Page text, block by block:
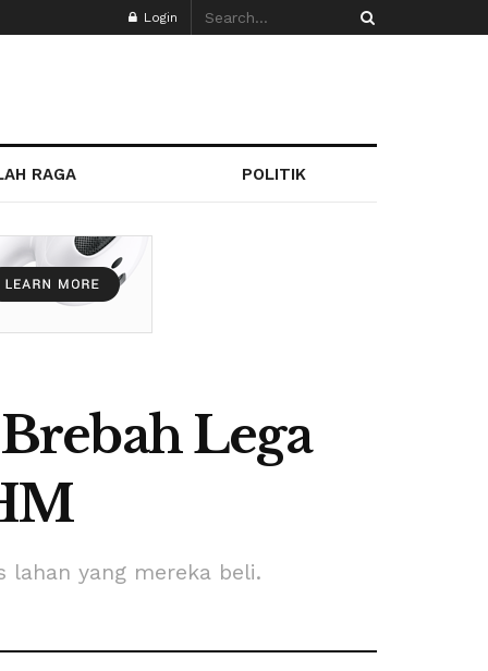
Login
RAGA POLITIK
Lega
lahan yang mereka beli.